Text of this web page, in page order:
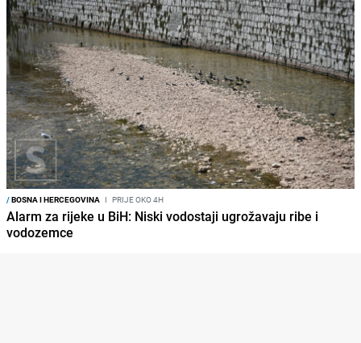
/BOSNA I HERCEGOVINA I PRIJE OKO 4H
Alarm za rijeke u BiH: Niski vodostaji ugrožavaju ribe i
vodozemce